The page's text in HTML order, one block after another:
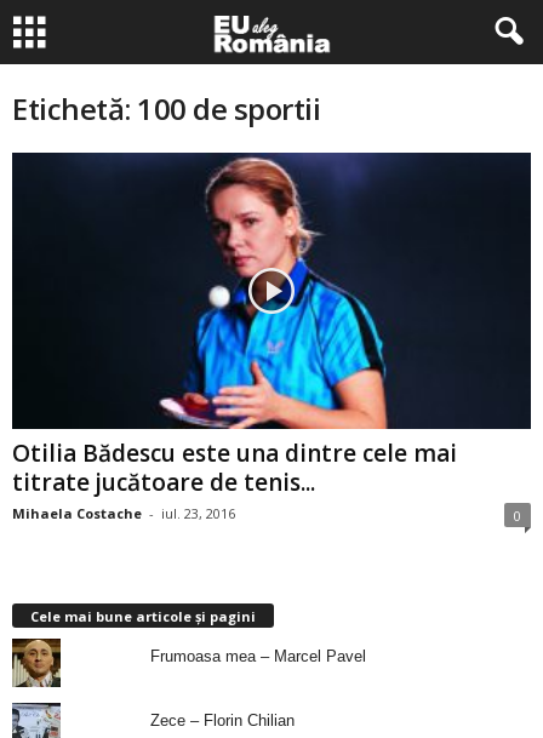
Etichetă: 100 de sportii
Otilia Bădescu este una dintre cele mai
titrate jucătoare de tenis...
Mihaela Costache - iul. 23, 2016 0
Cele mai bune articole și pagini
Frumoasa mea – Marcel Pavel
Zece – Florin Chilian